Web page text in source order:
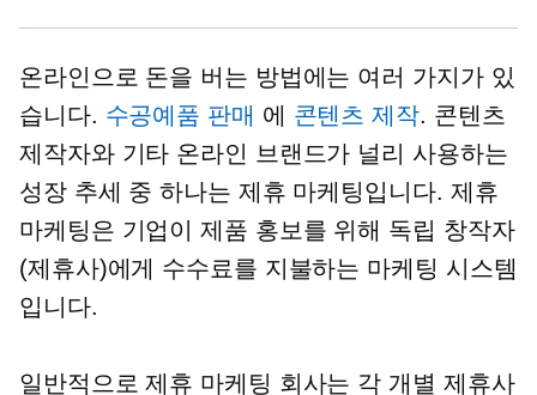
온라인으로 돈을 버는 방법에는 여러 가지가 있
습니다. 수공예품 판매 에 콘텐츠 제작. 콘텐츠
제작자와 기타 온라인 브랜드가 널리 사용하는
성장 추세 중 하나는 제휴 마케팅입니다. 제휴
마케팅은 기업이 제품 홍보를 위해 독립 창작자
(제휴사)에게 수수료를 지불하는 마케팅 시스템
입니다.
일반적으로 제휴 마케팅 회사는 각 개별 제휴사